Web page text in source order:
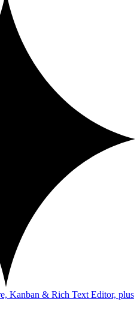
Kanban & Rich Text Editor, plus